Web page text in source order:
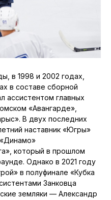
в 1998 и 2002 годах,
в составе сборной
ассистентом главных
«Авангарде»,
В двух последних
наставник «Югры»
который в прошлом
Однако в 2021 году
в полуфинале «Кубка
Занковца
земляки — Александр